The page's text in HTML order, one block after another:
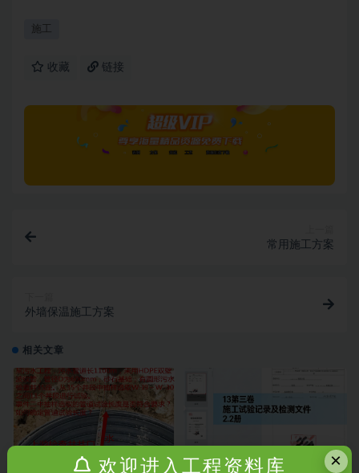
施工
收藏 链接
常用施工方案
外墙保温施工方案
相关文章
×
欢迎进入工程资料库